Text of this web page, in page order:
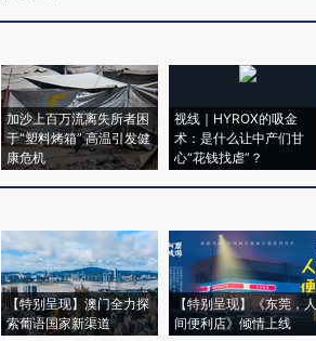
加沙上百万流离失所者困
于“塑料烤箱” 高温引发健
康危机
视线｜HYROX的吸金
术：是什么让中产们甘
心“花钱找虐”？
【特别呈现】澳门全力探
索葡语国家新渠道
【特别呈现】《东莞，人
间便利店》倾情上线